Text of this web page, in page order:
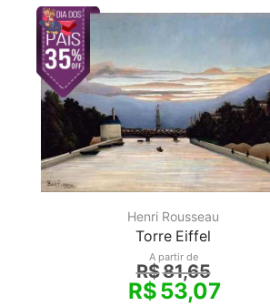
Henri Rousseau
Torre Eiffel
A partir de
R$81,65
R$53,07